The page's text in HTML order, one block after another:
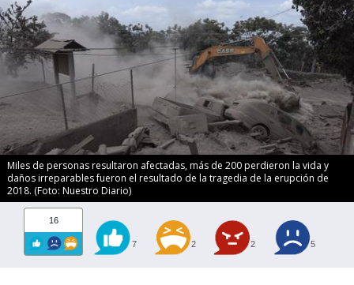
Miles de personas resultaron afectadas, más de 200 perdieron la vida y
daños irreparables fueron el resultado de la tragedia de la erupción de
2018. (Foto: Nuestro Diario)
16
7 2 2 5